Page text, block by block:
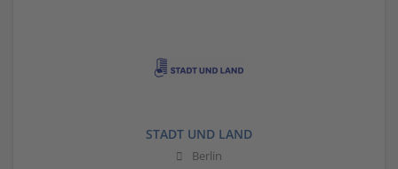
STADT UND LAND
Berlin